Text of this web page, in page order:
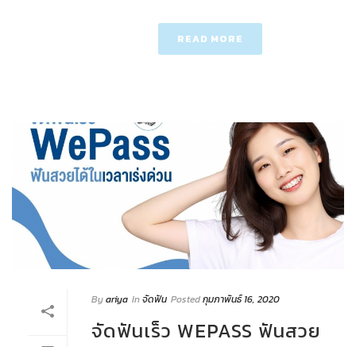
READ MORE
Byariya Inจัดฟัน Postedกุมภาพันธ์ 16, 2020
จัดฟันเร็ว WEPASS ฟันสวย